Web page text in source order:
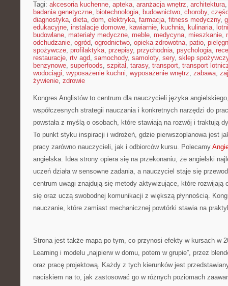
Tagi: akcesoria kuchenne, apteka, aranżacja wnętrz, architektura
badania genetyczne, biotechnologia, budownictwo, choroby,
diagnostyka, dieta, dom, elektryka, farmacja, fitness medyczny,
edukacyjne, instalacje domowe, kawiarnie, kuchnia, kulinaria,
budowlane, materiały medyczne, meble, medycyna, mieszkanie,
odchudzanie, ogród, ogrodnictwo, opieka zdrowotna, patio,
spożywcze, profilaktyka, przepisy, przychodnia, psychologia,
restauracje, rtv agd, samochody, samoloty, sery, sklep
benzynowe, superfoods, szpital , tarasy, transport, transport
wodociągi, wyposażenie kuchni, wyposażenie wnętrz, zabawa,
żywienie, zdrowie
Kongres Anglistów to centrum dla nauczycieli języka
współczesnych strategii nauczania i konkretnych narzędzi do
powstała z myślą o osobach, które stawiają na rozwój i traktują
To punkt styku inspiracji i wdrożeń, gdzie pierwszoplanowa jest
pracy zarówno nauczycieli, jak i odbiorców kursu. Polecamy
angielska. Idea strony opiera się na przekonaniu, że angielski
uczeń działa w sensowne zadania, a nauczyciel staje się
centrum uwagi znajdują się metody aktywizujące, które rozwijają
się oraz uczą swobodnej komunikacji z większą płynnością.
nauczanie, które zamiast mechanicznej powtórki stawia na
Strona jest także mapą po tym, co przynosi efekty w kursach w
Learning i modelu „najpierw w domu, potem w grupie”, przez
oraz pracę projektową. Każdy z tych kierunków jest
naciskiem na to, jak zastosować go w różnych poziomach